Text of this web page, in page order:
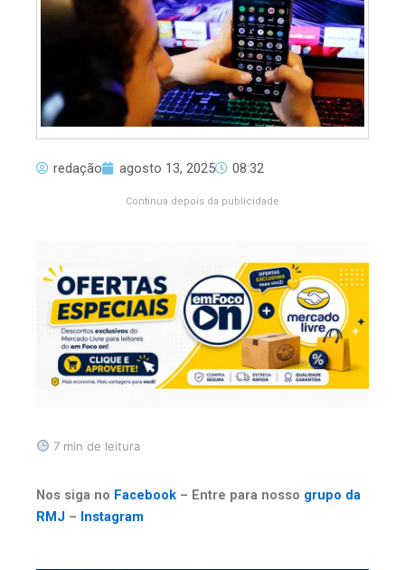
redação agosto 13, 2025 08:32
Continua depois da publicidade
7 min de leitura
Nos siga no Facebook – Entre para nosso grupo da
RMJ – Instagram